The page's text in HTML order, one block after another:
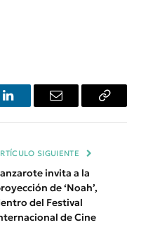
LinkedInEmail
Copiar
SIGUIENTE
invita a la
de ‘Noah’,
del Festival
de Cine